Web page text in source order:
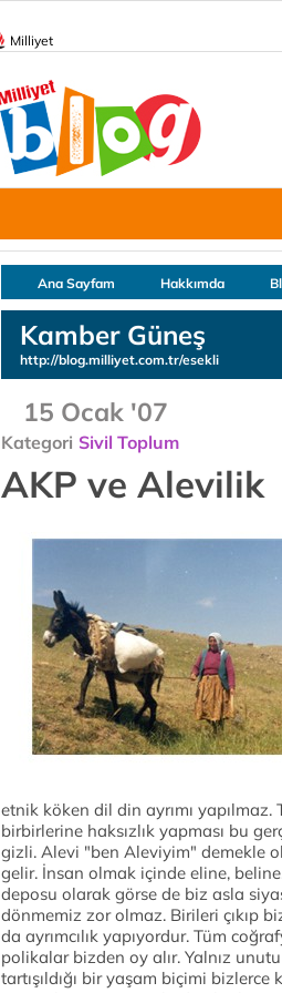
Milliyet
Ana Sayfam Hakkımda
Kamber Güneş
http://blog.milliyet.com.tr/esekli
15 Ocak '07
Kategori Sivil Toplum
AKP ve Alevilik
etnik köken dil din ayrımı
birbirlerine haksızlık yapması bu
gizli. Alevi "ben Aleviyim" demekle
gelir. İnsan olmak içinde eline,
deposu olarak görse de biz asla
dönmemiz zor olmaz. Birileri çıkıp
da ayrımcılık yapıyordur. Tüm
polikalar bizden oy alır. Yalnız
tartışıldığı bir yaşam biçimi